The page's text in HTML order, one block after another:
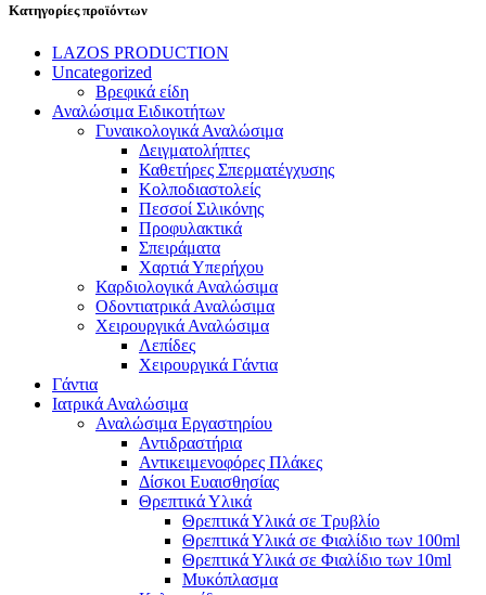
Κατηγορίες προϊόντων
LAZOS PRODUCTION
Uncategorized
Βρεφικά είδη
Αναλώσιμα Ειδικοτήτων
Γυναικολογικά Αναλώσιμα
Δειγματολήπτες
Καθετήρες Σπερματέγχυσης
Κολποδιαστολείς
Πεσσοί Σιλικόνης
Προφυλακτικά
Σπειράματα
Χαρτιά Υπερήχου
Καρδιολογικά Αναλώσιμα
Οδοντιατρικά Αναλώσιμα
Χειρουργικά Αναλώσιμα
Λεπίδες
Χειρουργικά Γάντια
Γάντια
Ιατρικά Αναλώσιμα
Αναλώσιμα Εργαστηρίου
Αντιδραστήρια
Αντικειμενοφόρες Πλάκες
Δίσκοι Ευαισθησίας
Θρεπτικά Υλικά
Θρεπτικά Υλικά σε Τρυβλίο
Θρεπτικά Υλικά σε Φιαλίδιο των 100ml
Θρεπτικά Υλικά σε Φιαλίδιο των 10ml
Μυκόπλασμα